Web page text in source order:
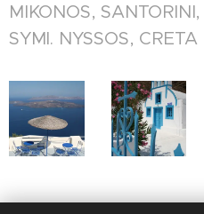
MIKONOS,
SYMI. NYSSOS, CRETA